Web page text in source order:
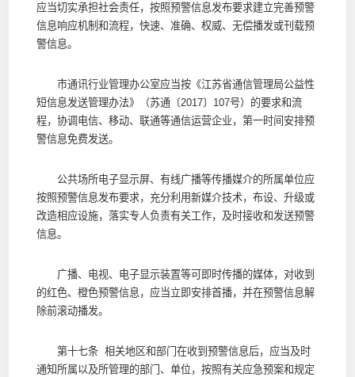
应当切实承担社会责任，按照预警信息发布要求建立完善预警
信息响应机制和流程，快速、准确、权威、无偿播发或刊载预
警信息。
市通讯行业管理办公室应当按《江苏省通信管理局公益性
短信息发送管理办法》（苏通〔2017〕107号）的要求和流
程，协调电信、移动、联通等通信运营企业，第一时间安排预
警信息免费发送。
公共场所电子显示屏、有线广播等传播媒介的所属单位应
按照预警信息发布要求，充分利用新媒介技术，布设、升级或
改造相应设施，落实专人负责有关工作，及时接收和发送预警
信息。
广播、电视、电子显示装置等可即时传播的媒体，对收到
的红色、橙色预警信息，应当立即安排首播，并在预警信息解
除前滚动播发。
第十七条 相关地区和部门在收到预警信息后，应当及时
通知所属以及所管理的部门、单位，按照有关应急预案和规定